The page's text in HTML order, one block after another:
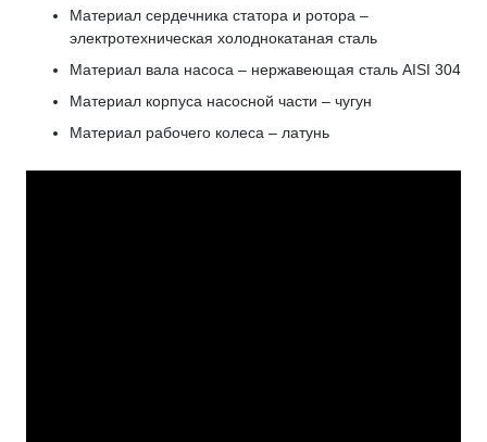
Материал сердечника статора и ротора –
электротехническая холоднокатаная сталь
Материал вала насоса – нержавеющая сталь AISI 304
Материал корпуса насосной части – чугун
Материал рабочего колеса – латунь